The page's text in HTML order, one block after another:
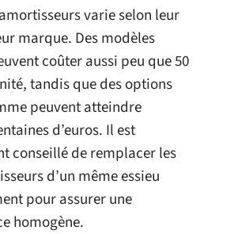
varie selon leur
marque. Des modèles
coûter aussi peu que 50
tandis que des options
peuvent atteindre
d’euros. Il est
conseillé de remplacer les
d’un même essieu
pour assurer une
homogène.